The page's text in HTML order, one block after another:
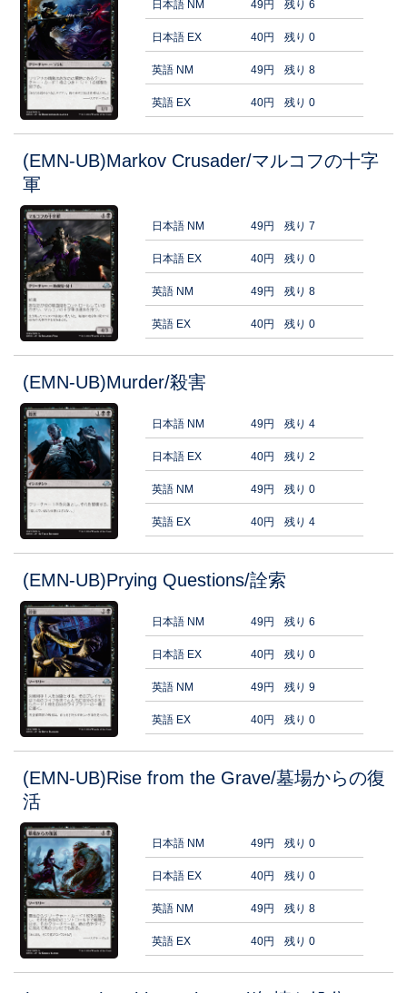
日本語 NM 49円 残り 6
日本語 EX 40円 残り 0
英語 NM 49円 残り 8
英語 EX 40円 残り 0
(EMN-UB)Markov Crusader/マルコフの十字
軍
日本語 NM 49円 残り 7
日本語 EX 40円 残り 0
英語 NM 49円 残り 8
英語 EX 40円 残り 0
(EMN-UB)Murder/殺害
日本語 NM 49円 残り 4
日本語 EX 40円 残り 2
英語 NM 49円 残り 0
英語 EX 40円 残り 4
(EMN-UB)Prying Questions/詮索
日本語 NM 49円 残り 6
日本語 EX 40円 残り 0
英語 NM 49円 残り 9
英語 EX 40円 残り 0
(EMN-UB)Rise from the Grave/墓場からの復
活
日本語 NM 49円 残り 0
日本語 EX 40円 残り 0
英語 NM 49円 残り 8
英語 EX 40円 残り 0